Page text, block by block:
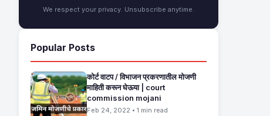
We respect your privacy. Unsubscribe anytime.
Popular Posts
कोर्ट वाटप / विभाजन प्रकरणातील मोजणी
माहिती करून घेऊया | court
commission mojani
Feb 24, 2022 • 1 min read